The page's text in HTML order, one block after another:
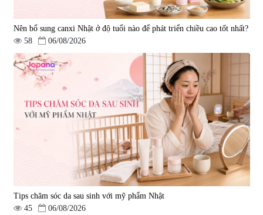
Nên bổ sung canxi Nhật ở độ tuổi nào để phát triển chiều cao tốt nhất?
58
06/08/2026
Tips chăm sóc da sau sinh với mỹ phẩm Nhật
45
06/08/2026